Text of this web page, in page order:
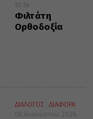
10:34
Φιλτάτη
Ορθοδοξία
ΔΙΑΛΟΓΟΣ
ΔΙΑΦΟΡΑ
08 Αυγούστου 2026